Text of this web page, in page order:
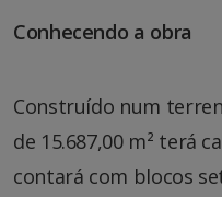
Conhecendo a obra
Construído num
de 15.687,00 m² terá
contará com blocos